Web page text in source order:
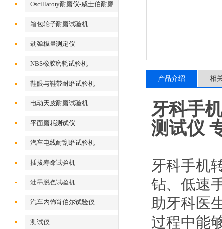
Oscillatory耐磨仪-威士伯耐磨
试验机
箱包轮子耐磨试验机
动弹模量测定仪
NBS橡胶磨耗试验机
鞋眼与鞋带耐磨试验机
电动天皮耐磨试验机
平面磨耗测试仪
汽车电线耐刮磨试验机
插拔寿命试验机
油墨脱色试验机
汽车内饰肖伯尔试验仪
测试仪
产品介绍 相
牙科手
测试仪
牙科手机
钻、低速
助牙科医
过程中能